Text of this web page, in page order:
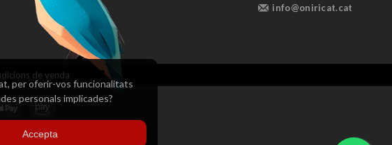
info@oniricat.cat
de venda
per oferir-vos funcionalitats
personals implicades?
Accepta